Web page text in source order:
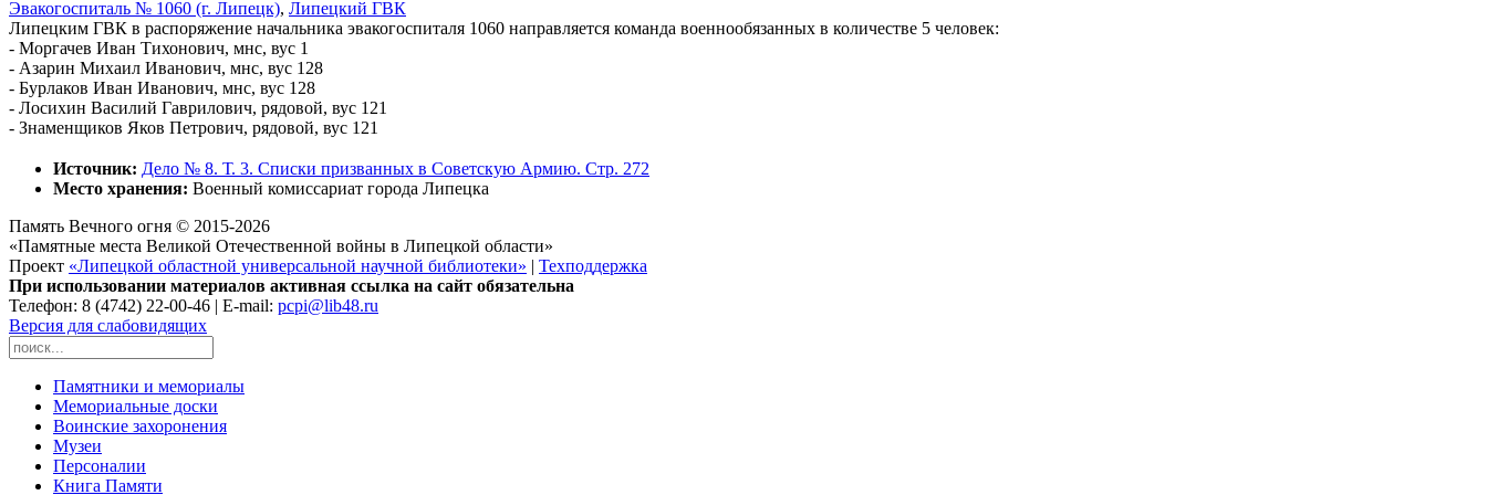
Эвакогоспиталь № 1060 (г. Липецк), Липецкий ГВК
Липецким ГВК в распоряжение начальника эвакогоспиталя 1060 направляется команда военнообязанных в количестве 5 человек:
- Моргачев Иван Тихонович, мнс, вус 1
- Азарин Михаил Иванович, мнс, вус 128
- Бурлаков Иван Иванович, мнс, вус 128
- Лосихин Василий Гаврилович, рядовой, вус 121
- Знаменщиков Яков Петрович, рядовой, вус 121
Источник: Дело № 8. Т. 3. Списки призванных в Советскую Армию. Стр. 272
Место хранения: Военный комиссариат города Липецка
Память Вечного огня © 2015-2026
«Памятные места Великой Отечественной войны в Липецкой области»
Проект «Липецкой областной универсальной научной библиотеки» | Техподдержка
При использовании материалов активная ссылка на сайт обязательна
Телефон: 8 (4742) 22-00-46 | E-mail: pcpi@lib48.ru
Версия для слабовидящих
Памятники и мемориалы
Мемориальные доски
Воинские захоронения
Музеи
Персоналии
Книга Памяти